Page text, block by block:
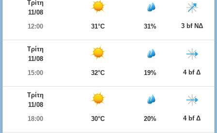
Τρίτη
11/08
12:00
31°C 31% 3 bf ΝΔ
Τρίτη
11/08
15:00
32°C 19% 4 bf Δ
Τρίτη
11/08
18:00
30°C 20% 4 bf Δ